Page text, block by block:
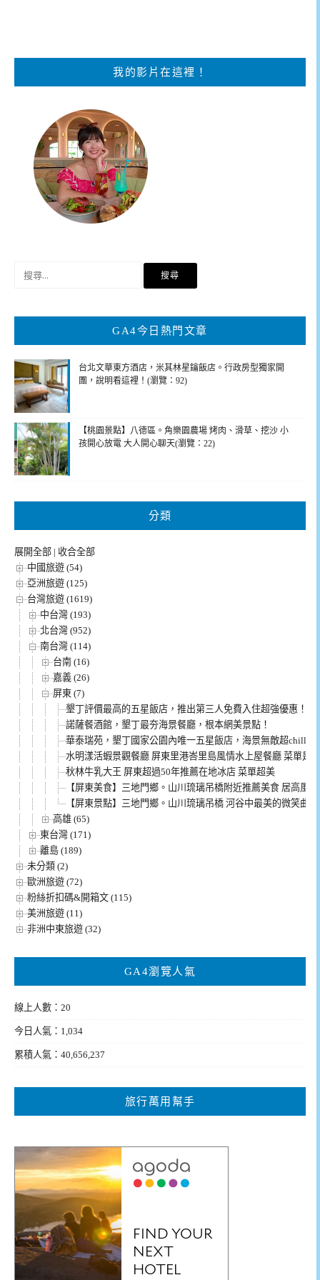
我的影片在這裡！
鍵
GA4今日熱門文章
台北文華東方酒店，米其林星鑰飯店。行政房型獨家開
團，說明看這裡！(瀏覽：92)
【桃園景點】八德區。角樂園農場 烤肉、滑草、挖沙 小
孩開心放電 大人開心聊天(瀏覽：22)
分類
展開全部 | 收合全部
中國旅遊 (54)
亞洲旅遊 (125)
台灣旅遊 (1619)
中台灣 (193)
北台灣 (952)
南台灣 (114)
台南 (16)
嘉義 (26)
屏東 (7)
墾丁評價最高的五星飯店，推出第三人免費入住超強優惠！
諾薩餐酒館，墾丁最夯海景餐廳，根本網美景點！
華泰瑞苑，墾丁國家公園內唯一五星飯店，海景無敵超chill！
水明漾活蝦景觀餐廳 屏東里港峇里島風情水上屋餐廳 菜單是
秋林牛乳大王 屏東超過50年推薦在地冰店 菜單超美
【屏東美食】三地門鄉。山川琉璃吊橋附近推薦美食 居高風
【屏東景點】三地門鄉。山川琉璃吊橋 河谷中最美的微笑曲
高雄 (65)
東台灣 (171)
離島 (189)
未分類 (2)
歐洲旅遊 (72)
粉絲折扣碼&開箱文 (115)
美洲旅遊 (11)
非洲中東旅遊 (32)
GA4瀏覽人氣
線上人數：20
今日人氣：1,034
累積人氣：40,656,237
旅行萬用幫手